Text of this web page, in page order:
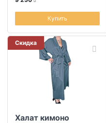
Купить
Скидка
Халат кимоно